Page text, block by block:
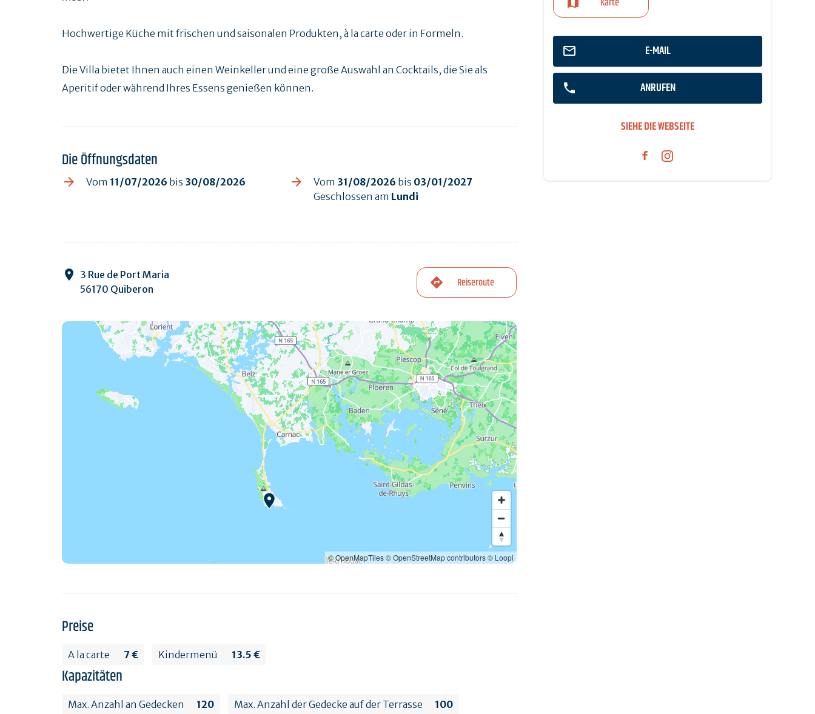
E-MAIL
ANRUFEN
SIEHE DIE WEBSEITE
Hochwertige Küche mit frischen und saisonalen Produkten, à la carte oder in Formeln.
Die Villa bietet Ihnen auch einen Weinkeller und eine große Auswahl an Cocktails, die Sie als
Aperitif oder während Ihres Essens genießen können.
Die Öffnungsdaten
Vom 11/07/2026 bis 30/08/2026 Vom 31/08/2026 bis 03/01/2027
Geschlossen am Lundi
3 Rue de Port Maria
56170 Quiberon
Reiseroute
© OpenMapTiles© OpenStreetMap contributors© Loopi
Preise
A la carte 7 € Kindermenü 13.5 €
Kapazitäten
Max. Anzahl an Gedecken 120 Max. Anzahl der Gedecke auf der Terrasse 100